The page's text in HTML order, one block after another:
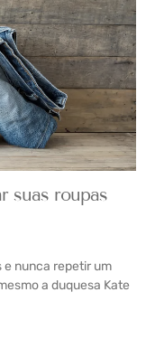
suas roupas
e nunca repetir um
a duquesa Kate